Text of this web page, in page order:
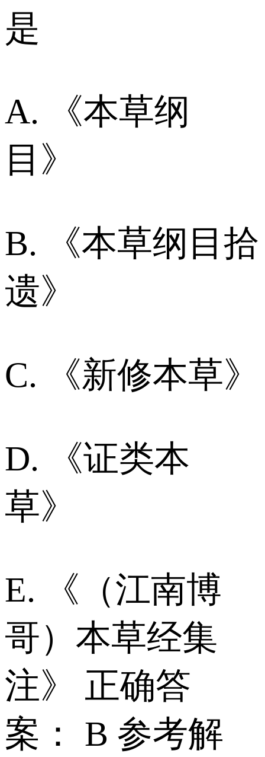
是
A. 《本草纲
目》
B. 《本草纲目拾
遗》
C. 《新修本草》
D. 《证类本
草》
E. 《（江南博
哥）本草经集
注》 正确答
案： B 参考解